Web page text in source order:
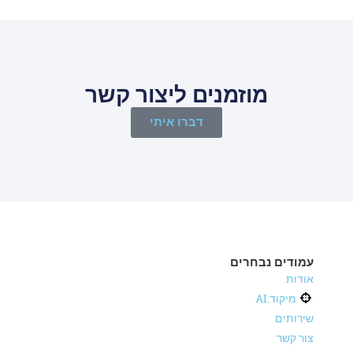
מוזמנים ליצור קשר
דברו איתי
עמודים נבחרים
אודות
מיקוד.AI
שירותים
צור קשר